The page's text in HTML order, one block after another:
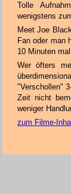
Tolle
wenigstens
Meet Joe
Fan oder man
10 Minuten
Wer öfters
"Verschollen"
Zeit nicht
weniger
zum Filme-